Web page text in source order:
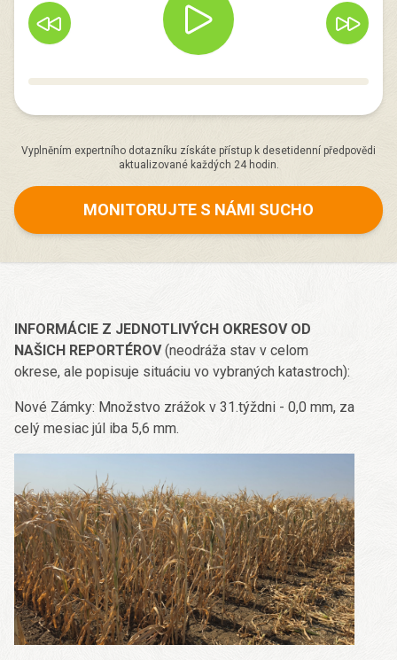
Vyplněním expertního dotazníku získáte přístup k desetidenní předpovědi
aktualizované každých 24 hodin.
MONITORUJTE S NÁMI SUCHO
INFORMÁCIE Z JEDNOTLIVÝCH OKRESOV OD
NAŠICH REPORTÉROV(neodráža stav v celom
okrese, ale popisuje situáciu vo vybraných katastroch):
Nové Zámky: Množstvo zrážok v 31.týždni - 0,0 mm, za
celý mesiac júl iba 5,6 mm.